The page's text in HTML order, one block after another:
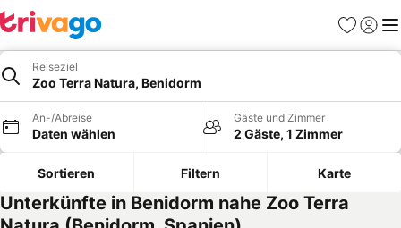
Favoriten
Reiseziel
Zoo Terra Natura, Benidorm
An-/Abreise
Daten wählen
Gäste und Zimmer
2 Gäste, 1 Zimmer
Sortieren Filtern Karte
Unterkünfte in Benidorm nahe Zoo Terra